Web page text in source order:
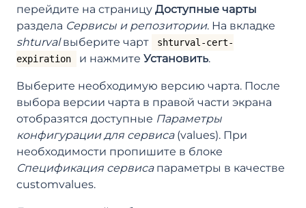
перейдите на страницу Доступные чарты
раздела Сервисы и репозитории. На вкладке
shturvalвыберите чарт
shturval-cert-
expiration
и нажмите Установить.
Выберите необходимую версию чарта. После
выбора версии чарта в правой части экрана
отобразятся доступные Параметры
конфигурации для сервиса(values). При
необходимости пропишите в блоке
Спецификация сервисапараметры в качестве
customvalues.